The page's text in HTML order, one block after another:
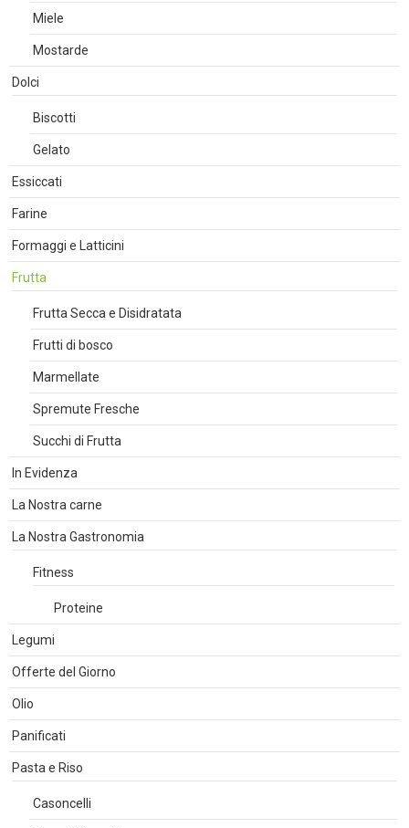
Miele
Mostarde
Dolci
Biscotti
Gelato
Essiccati
Farine
Formaggi e Latticini
Frutta
Frutta Secca e Disidratata
Frutti di bosco
Marmellate
Spremute Fresche
Succhi di Frutta
In Evidenza
La Nostra carne
La Nostra Gastronomia
Fitness
Proteine
Legumi
Offerte del Giorno
Olio
Panificati
Pasta e Riso
Casoncelli